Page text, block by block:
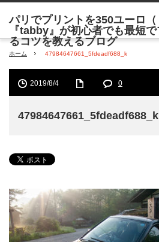
ホーム 47984647661_5fdeadf688_k
2019/8/4 0
47984647661_5fdeadf688_k